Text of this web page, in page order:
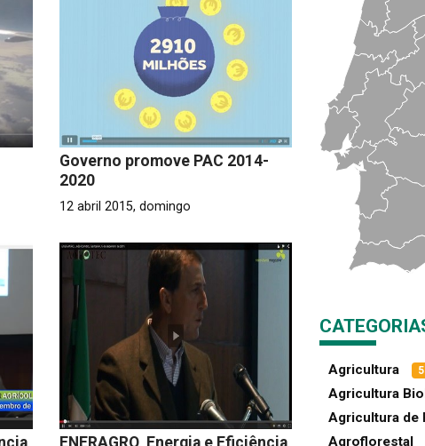
Governo promove PAC 2014-
2020
12 abril 2015, domingo
ENERAGRO, Energia e Eficiência
Agricultura
Agricultura
Agricultura de
Agroflorestal